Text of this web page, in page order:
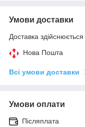
Умови доставки
Доставка
Нова Пошта
Всі умови доставки
Умови оплати
Післяплата